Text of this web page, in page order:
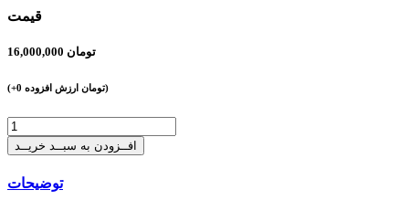
قیمت
16,000,000 تومان
(+0 تومان ارزش افزوده)
افــزودن به سبــد خریــد
توضیحات